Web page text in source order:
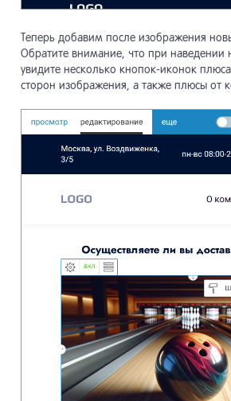
Теперь добавим после изображения
Обратите внимание, что при наведении
увидите несколько кнопок-иконок
сторон изображения, а также плюсы от